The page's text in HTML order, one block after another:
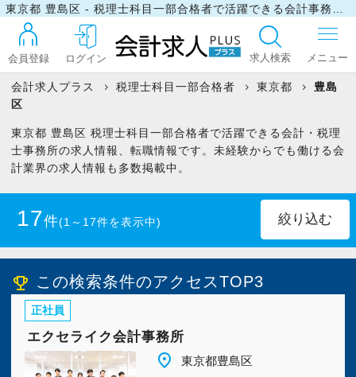
会員登録 ログイン 求人検索
ログイン
最近見た求人
マイリスト
今すぐ会員登録
会計求人プラス 税理士科目一部合格者 東京都
豊島
区
東京都 豊島区 税理士科目一部合格者で活躍できる会計・税理
士事務所の求人情報、転職情報です。未経験からでも働ける会
計業界の求人情報も多数掲載中。
17件(1～17件を表示中)
emoji_events この検索条件のアクセスTOP3
正社員
エクセライク会計事務所
place 東京都豊島区